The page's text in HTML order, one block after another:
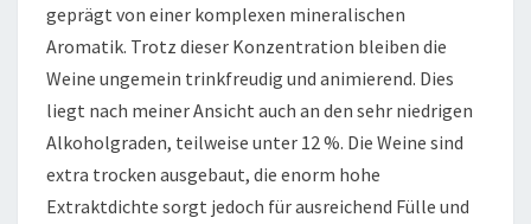
geprägt von einer komplexen mineralischen
Aromatik. Trotz dieser Konzentration bleiben die
Weine ungemein trinkfreudig und animierend. Dies
liegt nach meiner Ansicht auch an den sehr niedrigen
Alkoholgraden, teilweise unter 12 %. Die Weine sind
extra trocken ausgebaut, die enorm hohe
Extraktdichte sorgt jedoch für ausreichend Fülle und